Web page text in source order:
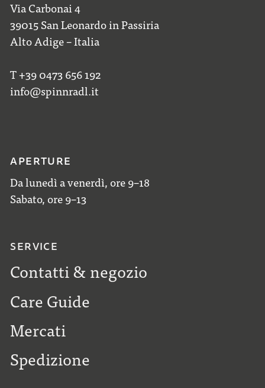
Via Carbonai 4
39015 San Leonardo in Passiria
Alto Adige – Italia
T +39 0473 656 192
info@spinnradl.it
APERTURE
Da lunedì a venerdì, ore 9–18
Sabato, ore 9–13
SERVICE
Contatti & negozio
Care Guide
Mercati
Spedizione